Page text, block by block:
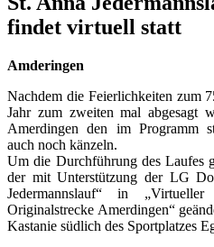
findet virtuell statt
Amderingen
Nachdem die Feierlichkeiten zum
Jahr zum zweiten mal abgesagt
Amerdingen den im Programm
auch noch känzeln.
Um die Durchführung des Laufes
der mit Unterstützung der LG
Jedermannslauf“ in „Virtueller
Originalstrecke Amerdingen“
Kastanie südlich des Sportplatzes